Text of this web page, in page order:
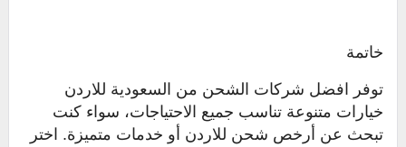
خاتمة
توفر افضل شركات الشحن من السعودية للاردن
خيارات متنوعة تناسب جميع الاحتياجات، سواء كنت
تبحث عن أرخص شحن للاردن أو خدمات متميزة. اختر